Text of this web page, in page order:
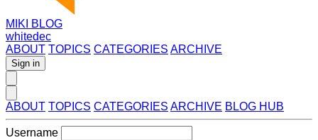
MIKI BLOG
whitedec
ABOUT TOPICS CATEGORIES ARCHIVE
Sign in
ABOUT TOPICS CATEGORIES ARCHIVE BLOG HUB
Username